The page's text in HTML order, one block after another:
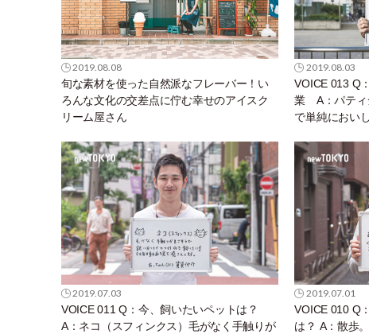
2019.08.08
旬な素材を使った自然派なフレーバー！い
ろんな文化の交差点に佇む幸せのアイスク
リーム屋さん
2019.08.03
VOICE 013 Q
業 A：パティ
で単純におい
パンも作れる
2019.07.03
VOICE 011 Q：今、飼いたいペットは？
A：ネコ（スフィンクス）毛がなく手触りが
2019.07.01
VOICE 010 Q
は？ A：散歩